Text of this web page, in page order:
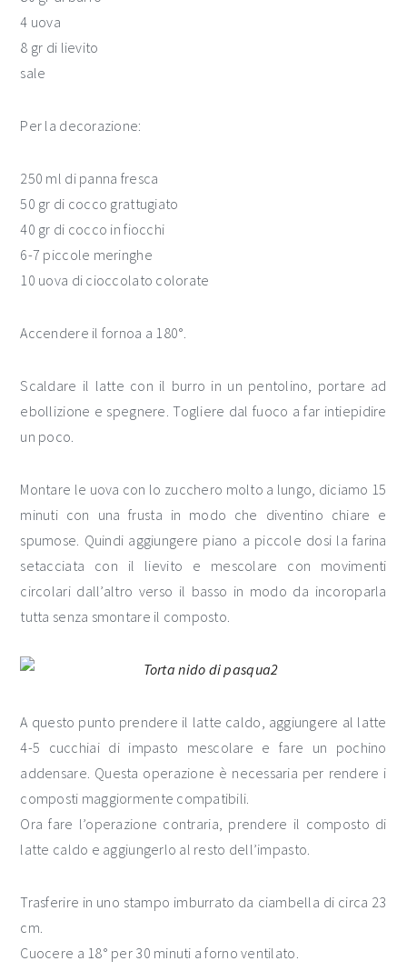
4 uova
8 gr di lievito
sale
Per la decorazione:
250 ml di panna fresca
50 gr di cocco grattugiato
40 gr di cocco in fiocchi
6-7 piccole meringhe
10 uova di cioccolato colorate
Accendere il fornoa a 180°.
Scaldare il latte con il burro in un pentolino, portare ad
ebollizione e spegnere. Togliere dal fuoco a far intiepidire
un poco.
Montare le uova con lo zucchero molto a lungo, diciamo 15
minuti con una frusta in modo che diventino chiare e
spumose. Quindi aggiungere piano a piccole dosi la farina
setacciata con il lievito e mescolare con movimenti
circolari dall’altro verso il basso in modo da incoroparla
tutta senza smontare il composto.
A questo punto prendere il latte caldo, aggiungere al latte
4-5 cucchiai di impasto mescolare e fare un pochino
addensare. Questa operazione è necessaria per rendere i
composti maggiormente compatibili.
Ora fare l’operazione contraria, prendere il composto di
latte caldo e aggiungerlo al resto dell’impasto.
Trasferire in uno stampo imburrato da ciambella di circa 23
cm.
Cuocere a 18° per 30 minuti a forno ventilato.